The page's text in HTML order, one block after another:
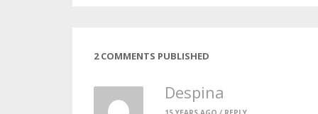
2 COMMENTS PUBLISHED
Despina